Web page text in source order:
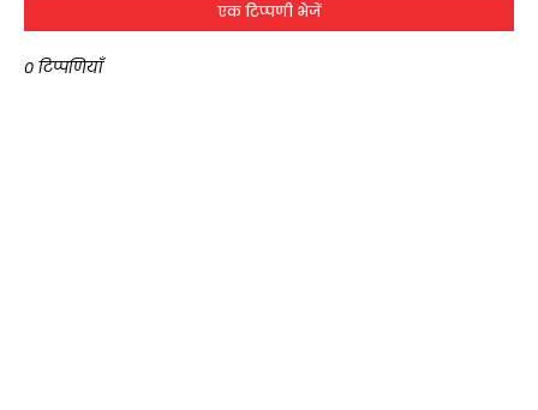
एक टिप्पणी भेजें
0 टिप्पणियाँ